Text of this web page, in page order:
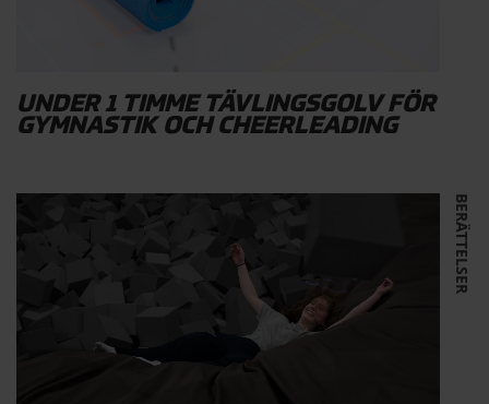
UNDER 1 TIMME TÄVLINGSGOLV FÖR
GYMNASTIK OCH CHEERLEADING
BERÄTTELSER